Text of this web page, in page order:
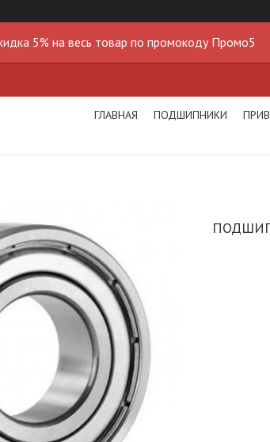
5% на весь товар по промокоду Промо5
ГЛАВНАЯ ПОДШИПНИКИ